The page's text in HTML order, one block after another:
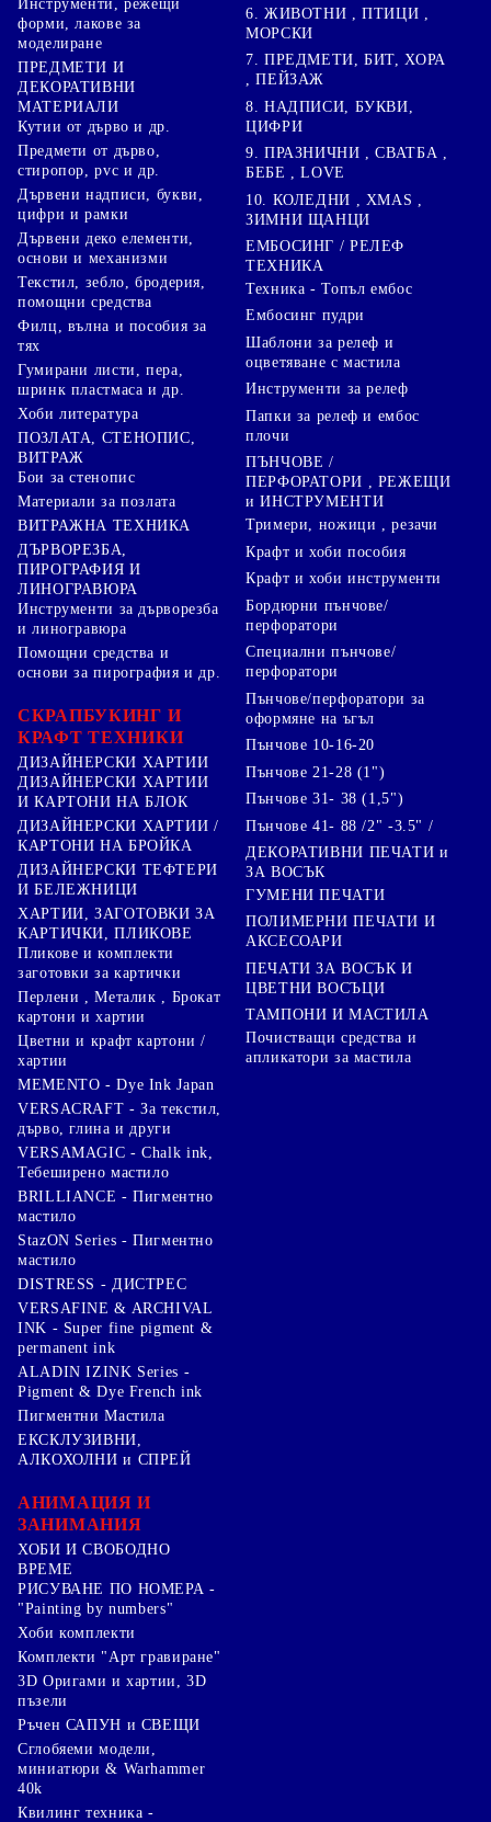
Инструменти, режещи
форми, лакове за
моделиране
ПРЕДМЕТИ И
ДЕКОРАТИВНИ
МАТЕРИАЛИ
Кутии от дърво и др.
Предмети от дърво,
стиропор, pvc и др.
Дървени надписи, букви,
цифри и рамки
Дървени деко елементи,
основи и механизми
Текстил, зебло, бродерия,
помощни средства
Филц, вълна и пособия за
тях
Гумирани листи, пера,
шринк пластмаса и др.
Хоби литература
ПОЗЛАТА, СТЕНОПИС,
ВИТРАЖ
Бои за стенопис
Материали за позлата
ВИТРАЖНА ТЕХНИКА
ДЪРВОРЕЗБА,
ПИРОГРАФИЯ И
ЛИНОГРАВЮРА
Инструменти за дърворезба
и линогравюра
Помощни средства и
основи за пирография и др.
СКРАПБУКИНГ И
КРАФТ ТЕХНИКИ
ДИЗАЙНЕРСКИ ХАРТИИ
ДИЗАЙНЕРСКИ ХАРТИИ
И КАРТОНИ НА БЛОК
ДИЗАЙНЕРСКИ ХАРТИИ /
КАРТОНИ НА БРОЙКА
ДИЗАЙНЕРСКИ ТЕФТЕРИ
И БЕЛЕЖНИЦИ
ХАРТИИ, ЗАГОТОВКИ ЗА
КАРТИЧКИ, ПЛИКОВЕ
Пликове и комплекти
заготовки за картички
Перлени , Металик , Брокат
картони и хартии
Цветни и крафт картони /
хартии
6. ЖИВОТНИ , ПТИЦИ ,
МОРСКИ
7. ПРЕДМЕТИ, БИТ, ХОРА
, ПЕЙЗАЖ
8. НАДПИСИ, БУКВИ,
ЦИФРИ
9. ПРАЗНИЧНИ , СВАТБА ,
БЕБЕ , LOVE
10. КОЛЕДНИ , XMAS ,
ЗИМНИ ЩАНЦИ
ЕМБОСИНГ / РЕЛЕФ
ТЕХНИКА
Техника - Топъл ембос
Ембосинг пудри
Шаблони за релеф и
оцветяване с мастила
Инструменти за релеф
Папки за релеф и ембос
плочи
ПЪНЧОВЕ /
ПЕРФОРАТОРИ , РЕЖЕЩИ
и ИНСТРУМЕНТИ
Тримери, ножици , резачи
Крафт и хоби пособия
Крафт и хоби инструменти
Бордюрни пънчове/
перфоратори
Специални пънчове/
перфоратори
Пънчове/перфоратори за
оформяне на ъгъл
Пънчове 10-16-20
Пънчове 21-28 (1")
Пънчове 31- 38 (1,5")
Пънчове 41- 88 /2" -3.5" /
ДЕКОРАТИВНИ ПЕЧАТИ и
ЗА ВОСЪК
ГУМЕНИ ПЕЧАТИ
ПОЛИМЕРНИ ПЕЧАТИ И
АКСЕСОАРИ
ПЕЧАТИ ЗА ВОСЪК И
ЦВЕТНИ ВОСЪЦИ
ТАМПОНИ И МАСТИЛА
Почистващи средства и
апликатори за мастила
MEMENTO - Dye Ink Japan
VERSACRAFT - За текстил,
дърво, глина и други
VERSAMAGIC - Chalk ink,
Тебеширено мастило
BRILLIANCE - Пигментно
мастило
StazON Series - Пигментно
мастило
DISTRESS - ДИСТРЕС
VERSAFINE & ARCHIVAL
INK - Super fine pigment &
permanent ink
ALADIN IZINK Series -
Pigment & Dye French ink
Пигментни Мастила
ЕКСКЛУЗИВНИ,
АЛКОХОЛНИ и СПРЕЙ
АНИМАЦИЯ И
ЗАНИМАНИЯ
ХОБИ И СВОБОДНО
ВРЕМЕ
РИСУВАНЕ ПО НОМЕРА -
"Painting by numbers"
Хоби комплекти
Комплекти "Арт гравиране"
3D Оригами и хартии, 3D
пъзели
Ръчен САПУН и СВЕЩИ
Сглобяеми модели,
миниатюри & Warhammer
40k
Квилинг техника -